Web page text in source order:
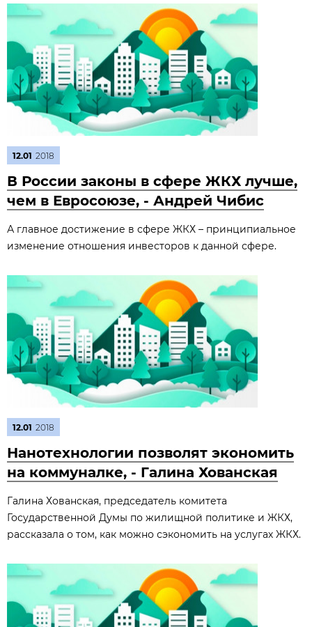
12.01 2018
В России законы в сфере ЖКХ лучше,
чем в Евросоюзе, - Андрей Чибис
А главное достижение в сфере ЖКХ – принципиальное
изменение отношения инвесторов к данной сфере.
12.01 2018
Нанотехнологии позволят экономить
на коммуналке, - Галина Хованская
Галина Хованская, председатель комитета
Государственной Думы по жилищной политике и ЖКХ,
рассказала о том, как можно сэкономить на услугах ЖКХ.